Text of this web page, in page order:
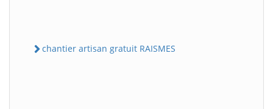
chantier artisan gratuit RAISMES